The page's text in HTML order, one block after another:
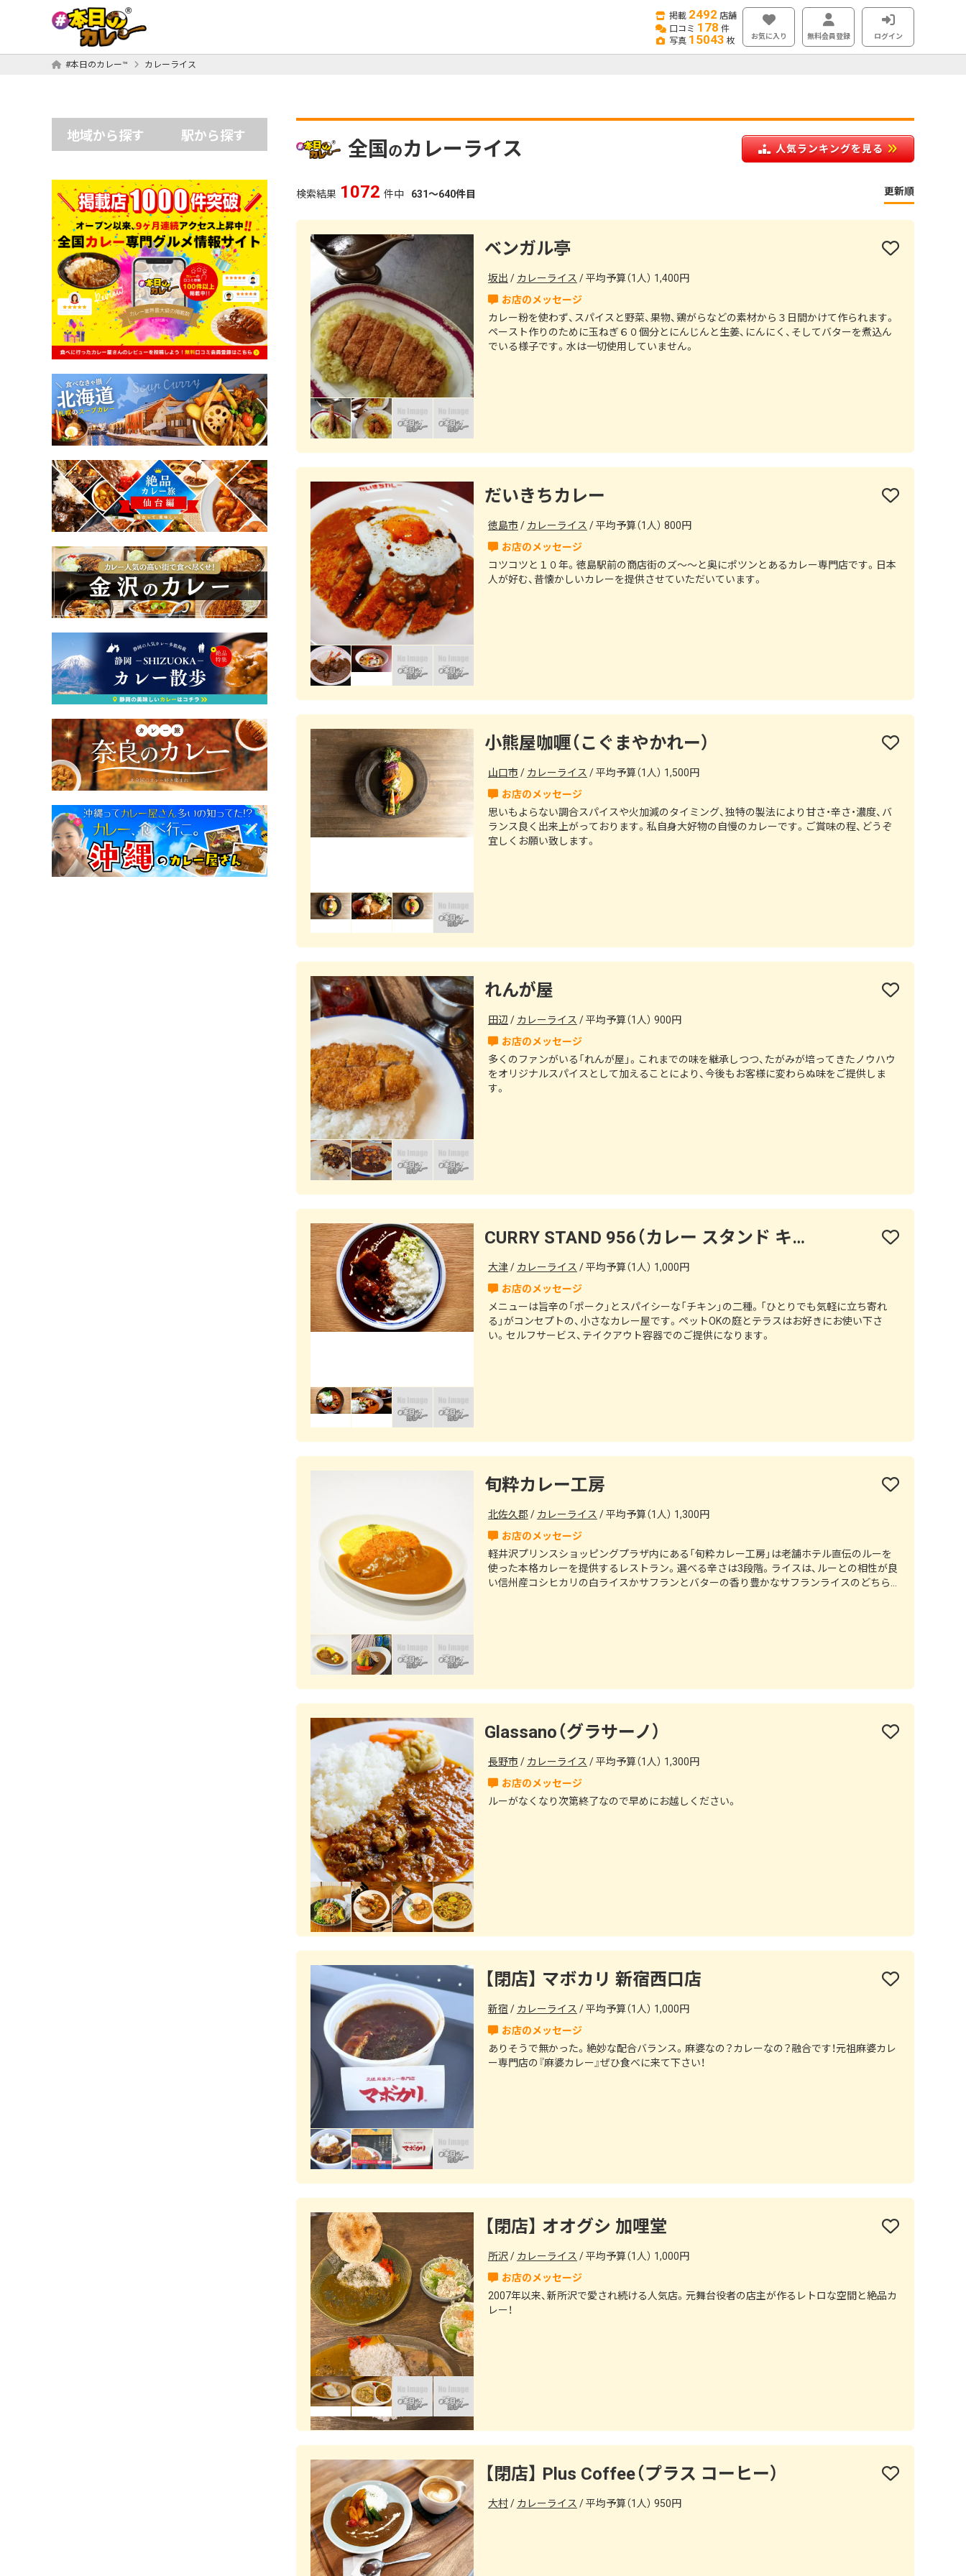
掲載 2492 店舗
口コミ 178 件
写真 15043 枚 お気に入り 無料会員登録 ログイン
#本日のカレー™ カレーライス
地域から探す 駅から探す
全国 のカレーライス 人気ランキングを見る
検索結果 1180 件中 631～640件目 更新順
ベンガル亭
坂出 カレーライス 平均予算（1人） 1,400円
カレー粉を使わず、スパイスと野菜、果物、鶏がらなどの素材から３日間かけて作られます。
ペースト作りのために玉ねぎ６０個分とにんじんと生姜、にんにく、そしてバターを煮込ん
でいる様子です。水は一切使用していません。
だいきちカレー
徳島市 カレーライス 平均予算（1人） 800円
コツコツと１０年。徳島駅前の商店街のズ～～と奥にポツンとあるカレー専門店です。日本
人が好む、昔懐かしいカレーを提供させていただいています。
小熊屋咖喱（こぐまやかれー）
山口市 カレーライス 平均予算（1人） 1,500円
思いもよらない調合スパイスや火加減のタイミング、独特の製法により甘さ・辛さ・濃度、バ
ランス良く出来上がっております。私自身大好物の自慢のカレーです。ご賞味の程、どうぞ
宜しくお願い致します。
れんが屋
田辺 カレーライス 平均予算（1人） 900円
多くのファンがいる「れんが屋」。これまでの味を継承しつつ、たがみが培ってきたノウハウ
をオリジナルスパイスとして加えることにより、今後もお客様に変わらぬ味をご提供しま
す。
CURRY STAND 956（カレー スタンド キューゴーロク）
大津 カレーライス 平均予算（1人） 1,000円
メニューは旨辛の「ポーク」とスパイシーな「チキン」の二種。「ひとりでも気軽に立ち寄れ
る」がコンセプトの、小さなカレー屋です。ペットOKの庭とテラスはお好きにお使い下さ
い。セルフサービス、テイクアウト容器でのご提供になります。
旬粋カレー工房
北佐久郡 カレーライス 平均予算（1人） 1,300円
軽井沢プリンスショッピングプラザ内にある「旬粋カレー工房」は老舗ホテル直伝のルーを
使った本格カレーを提供するレストラン。選べる辛さは3段階。ライスは、ルーとの相性が良
い信州産コシヒカリの白ライスかサフランとバターの香り豊かなサフランライスのどちら
Glassano（グラサーノ）
長野市 カレーライス 平均予算（1人） 1,300円
ルーがなくなり次第終了なので早めにお越しください。
【閉店】 マボカリ 新宿西口店
新宿 カレーライス 平均予算（1人） 1,000円
ありそうで無かった。絶妙な配合バランス。麻婆なの？カレーなの？融合です！元祖麻婆カレ
ー専門店の『麻婆カレー』ぜひ食べに来て下さい！
【閉店】 オオグシ 加哩堂
所沢 カレーライス 平均予算（1人） 1,000円
2007年以来、新所沢で愛され続ける人気店。元舞台役者の店主が作るレトロな空間と絶品カ
レー！
【閉店】 Plus Coffee（プラス コーヒー）
大村 カレーライス 平均予算（1人） 950円